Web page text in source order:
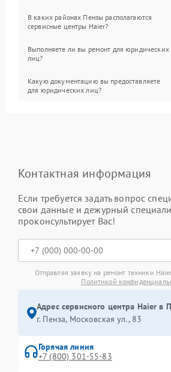
В каких районах Пензы располагаются
сервисные центры Haier?
Выполняете ли вы ремонт для юридических
лиц?
Какую документацию вы предоставляете
для юридических лиц?
Контактная информация
Если требуется задать вопрос
свои данные и дежурный
проконсультирует Вас!
Отправляя заявку на ремонт техники
Политикой
Адрес сервисного центра Haier в
г. Пенза, Московская ул., 83
Горячая линия
+7 (800) 301-55-83